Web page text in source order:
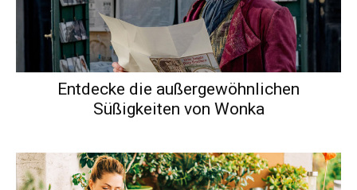
Entdecke die außergewöhnlichen
Süßigkeiten von Wonka